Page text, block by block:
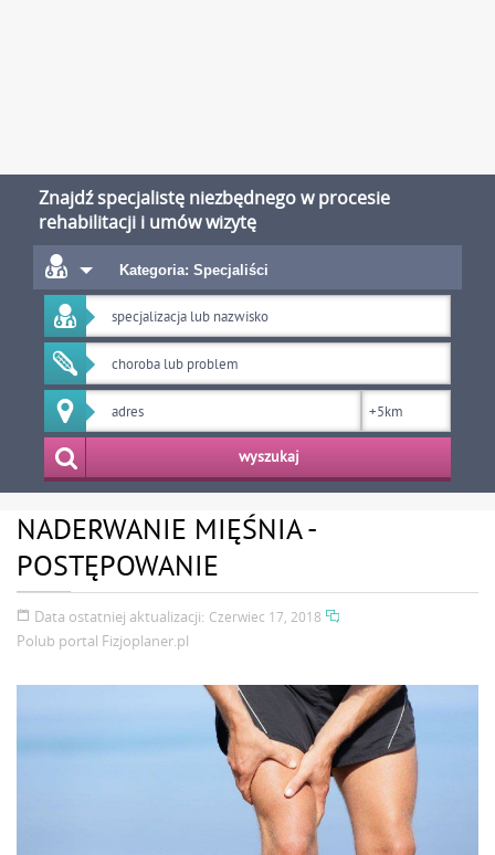
Znajdź specjalistę niezbędnego w procesie
rehabilitacji i umów wizytę
Kategoria: Specjaliści
wyszukaj
NADERWANIE MIĘŚNIA -
POSTĘPOWANIE
Data ostatniej aktualizacji: Czerwiec 17, 2018
Polub portal Fizjoplaner.pl